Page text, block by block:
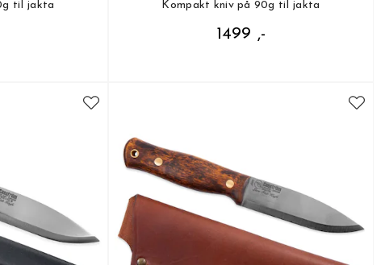
til jakta
Kompakt kniv på 90g til jakta
1499 ,-